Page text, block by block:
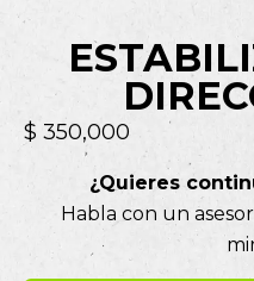
$ 350,000
¿Quieres
Habla con un